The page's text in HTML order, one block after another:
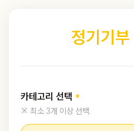
정기기부
카테고리 선택
※ 최소 3개 이상 선택.